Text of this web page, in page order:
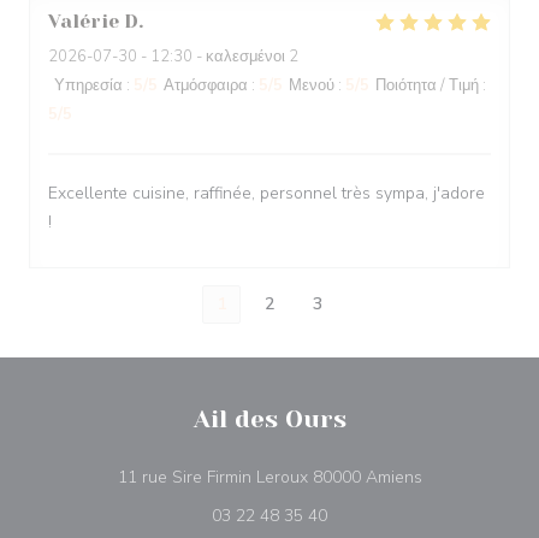
Valérie D
2026-07-30 - 12:30 - καλεσμένοι 2
Υπηρεσία : Ατμόσφαιρα : Μενού : Ποιότητα / Τιμή :
Excellente cuisine, raffinée, personnel très sympa, j'adore
!
2 3
Ail des Ours
11 rue Sire Firmin Leroux 80000 Amiens((ανοίγει σε
03 22 48 35 40